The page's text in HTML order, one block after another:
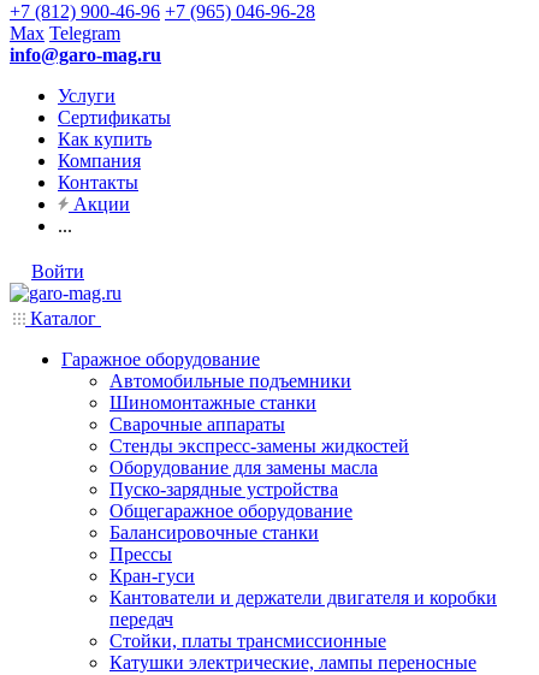
+7 (812) 900-46-96 +7 (965) 046-96-28
Max Telegram
info@garo-mag.ru
Услуги
Сертификаты
Как купить
Компания
Контакты
Акции
...
Войти
Каталог
Гаражное оборудование
Автомобильные подъемники
Шиномонтажные станки
Сварочные аппараты
Стенды экспресс-замены жидкостей
Оборудование для замены масла
Пуско-зарядные устройства
Общегаражное оборудование
Балансировочные станки
Прессы
Кран-гуси
Кантователи и держатели двигателя и коробки
передач
Стойки, платы трансмиссионные
Катушки электрические, лампы переносные